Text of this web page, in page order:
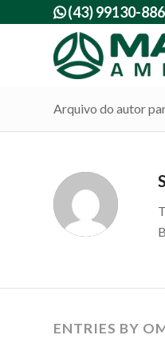
(43) 99130-
Arquivo do autor
ENTRIES BY